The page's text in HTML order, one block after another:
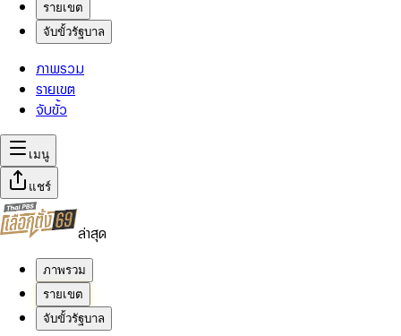
รายเขต
จับขั้วรัฐบาล
ภาพรวม
รายเขต
จับขั้ว
เมนู
แชร์
ล่าสุด
ภาพรวม
รายเขต
จับขั้วรัฐบาล